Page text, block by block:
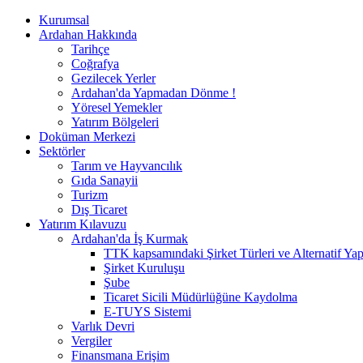
Kurumsal
Ardahan Hakkında
Tarihçe
Coğrafya
Gezilecek Yerler
Ardahan'da Yapmadan Dönme !
Yöresel Yemekler
Yatırım Bölgeleri
Doküman Merkezi
Sektörler
Tarım ve Hayvancılık
Gıda Sanayii
Turizm
Dış Ticaret
Yatırım Kılavuzu
Ardahan'da İş Kurmak
TTK kapsamındaki Şirket Türleri ve Alternatif
Şirket Kuruluşu
Şube
Ticaret Sicili Müdürlüğüne Kaydolma
E-TUYS Sistemi
Varlık Devri
Vergiler
Finansmana Erişim